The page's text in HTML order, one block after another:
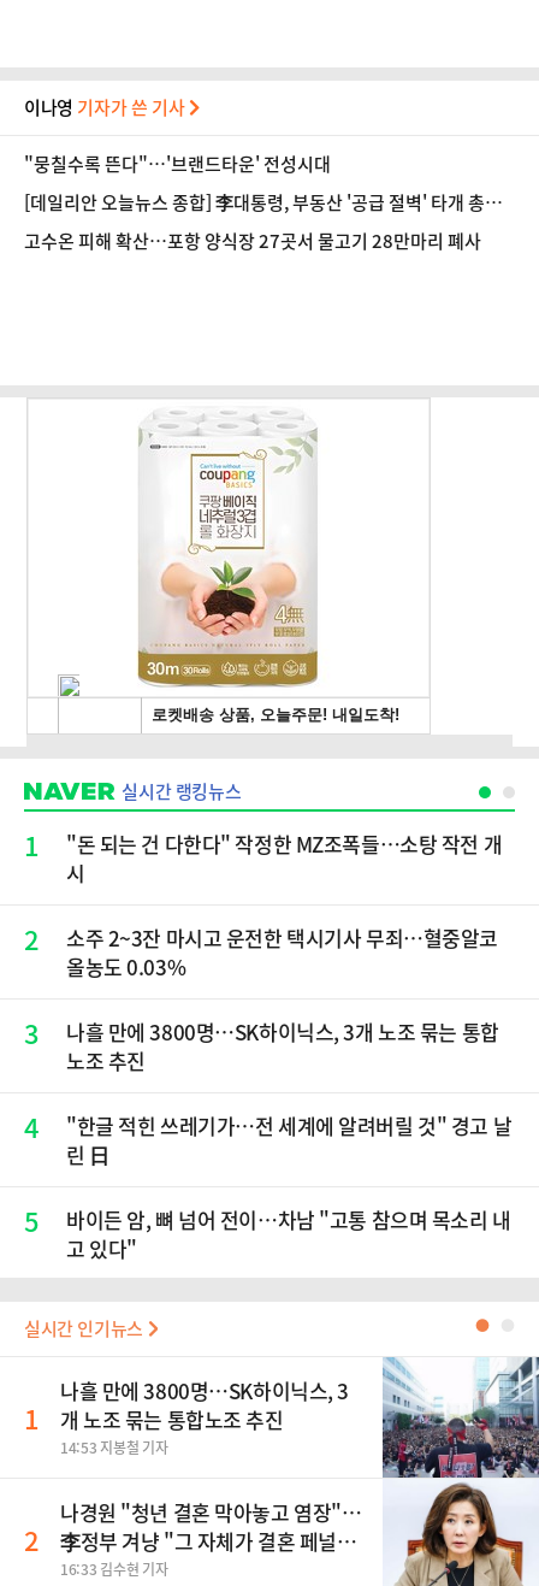
이나영 기자가 쓴 기사
"뭉칠수록 뜬다"…'브랜드타운' 전성시대
[데일리안 오늘뉴스 종합] 李대통령, 부동산 '공급 절벽' 타개 총력
전, 국민의힘, '청년 지지' 사수 위해 李 견제 사활 등
고수온 피해 확산…포항 양식장 27곳서 물고기 28만마리 폐사
실시간 랭킹뉴스
1
"돈 되는 건 다한다" 작정한 MZ조폭들…소탕 작전 개
시
2
소주 2~3잔 마시고 운전한 택시기사 무죄…혈중알코
올농도 0.03%
3
나흘 만에 3800명…SK하이닉스, 3개 노조 묶는 통합
노조 추진
4
"한글 적힌 쓰레기가…전 세계에 알려버릴 것" 경고 날
린 日
5
바이든 암, 뼈 넘어 전이…차남 "고통 참으며 목소리 내
고 있다"
실시간 인기뉴스 ●
1
나흘 만에 3800명…SK하이닉스, 3
개 노조 묶는 통합노조 추진
14:53 지봉철 기자
2
나경원 "청년 결혼 막아놓고 염장"…
李정부 겨냥 "그 자체가 결혼 페널
티"
16:33 김수현 기자